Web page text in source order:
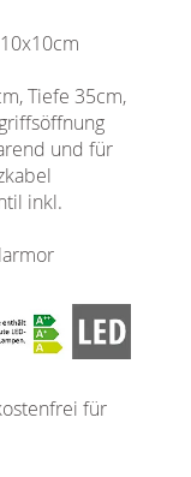
Tiefe 35cm,
und für
inkl.
für